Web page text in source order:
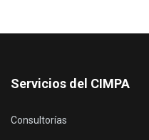
Servicios del CIMPA
Consultorías